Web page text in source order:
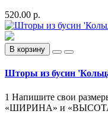
520.00 р.
В корзину
Шторы из бусин
1 Напишите свои
«ШИРИНА» и